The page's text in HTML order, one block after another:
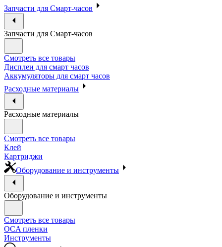
Запчасти для Смарт-часов
Запчасти для Смарт-часов
Смотреть все товары
Дисплеи для смарт часов
Аккумуляторы для смарт часов
Расходные материалы
Расходные материалы
Смотреть все товары
Клей
Картриджи
Оборудование и инструменты
Оборудование и инструменты
Смотреть все товары
OCA пленки
Инструменты